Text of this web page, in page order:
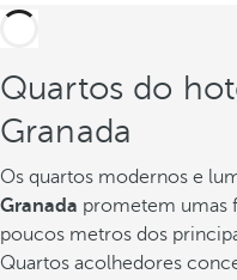
Quartos do
Granada
Os quartos modernos e
Granada prometem umas
poucos metros dos
Quartos acolhedores